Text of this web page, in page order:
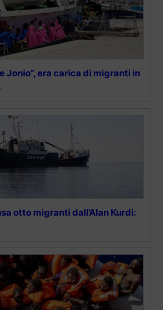
Jonio”, era carica di migranti in
otto migranti dall’Alan Kurdi: